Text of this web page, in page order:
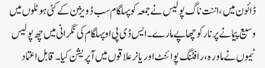
ڈائون میں، اننت ناگ پولیس نے جمعہ کو پہلگام سب ڈویژن کے کئی ہوٹلوں میں
وسیع پیمانے پر نارکو چھاپے مارے۔ایس ڈی پی او پہلگام کی نگرانی میں چھ پولیس
ٹیموں نے ماورہ، رافٹنگ پوائنٹ اور یانر علاقوں میں آپریشن کیا۔ قابل اعتماد